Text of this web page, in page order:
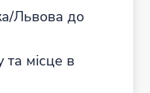
Львова до
місце в